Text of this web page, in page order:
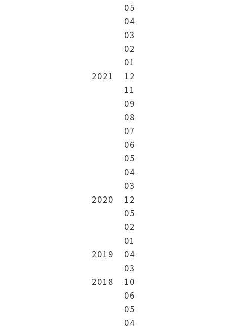
05
04
03
02
01
2021
12
11
09
08
07
06
05
04
03
2020
12
05
02
01
2019
04
03
2018
10
06
05
04